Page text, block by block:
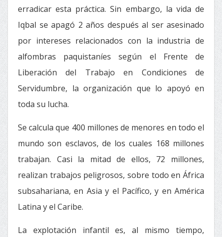
erradicar esta práctica. Sin embargo, la vida de
Iqbal se apagó 2 años después al ser asesinado
por intereses relacionados con la industria de
alfombras paquistaníes según el Frente de
Liberación del Trabajo en Condiciones de
Servidumbre, la organización que lo apoyó en
toda su lucha.
Se calcula que 400 millones de menores en todo el
mundo son esclavos, de los cuales 168 millones
trabajan. Casi la mitad de ellos, 72 millones,
realizan trabajos peligrosos, sobre todo en África
subsahariana, en Asia y el Pacífico, y en América
Latina y el Caribe.
La explotación infantil es, al mismo tiempo,